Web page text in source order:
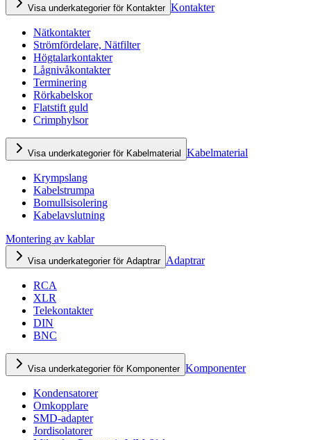
Visa underkategorier för Kontakter Kontakter
Nätkontakter
Strömfördelare, Nätfilter
Högtalarkontakter
Lågnivåkontakter
Terminering
Rörkabelskor
Flatstift guld
Crimphylsor
Visa underkategorier för Kabelmaterial Kabelmaterial
Krympslang
Kabelstrumpa
Bomullsisolering
Kabelavslutning
Montering av kablar
Visa underkategorier för Adaptrar Adaptrar
RCA
XLR
Telekontakter
DIN
BNC
Visa underkategorier för Komponenter Komponenter
Kondensatorer
Omkopplare
SMD-adapter
Jordisolatorer